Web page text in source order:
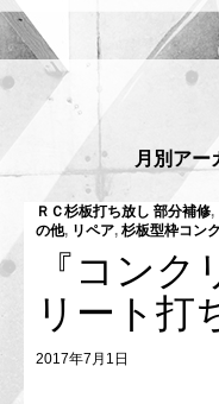
月別アー
ＲＣ杉板打ち放し 部分補修,
の他, リペア, 杉板型枠コン
『コン
リート
2017年7月1日